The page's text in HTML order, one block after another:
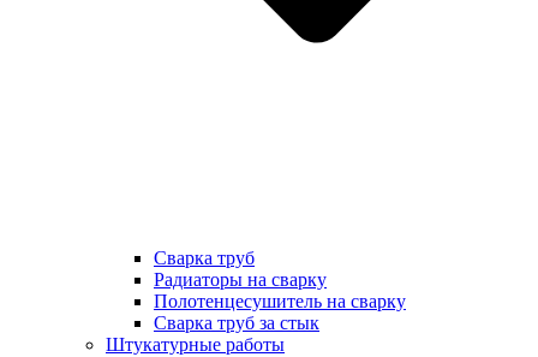
Сварка труб
Радиаторы на сварку
Полотенцесушитель на сварку
Сварка труб за стык
Штукатурные работы